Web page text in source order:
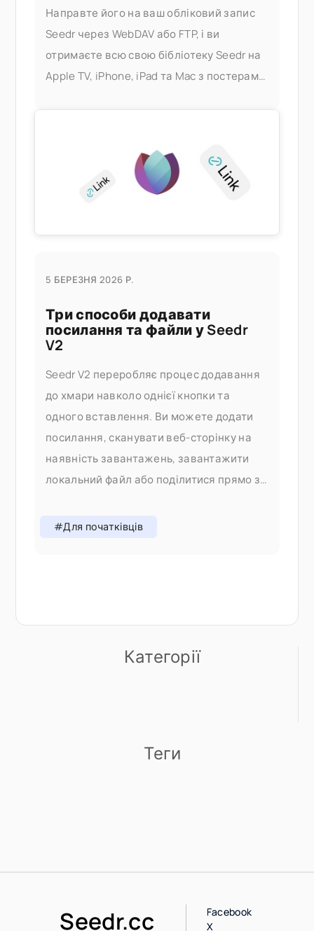
Направте його на ваш обліковий запис
Seedr через WebDAV або FTP, і ви
отримаєте всю свою бібліотеку Seedr на
Apple TV, iPhone, iPad та Mac з постерами,
5 БЕРЕЗНЯ 2026 Р.
Три способи додавати
посилання та файли у Seedr
V2
Seedr V2 переробляє процес додавання
до хмари навколо однієї кнопки та
одного вставлення. Ви можете додати
посилання, сканувати веб-сторінку на
наявність завантажень, завантажити
локальний файл або поділитися прямо зі
перемикання вкладок. Чому ми змінили
#Для початківців
Категорії
Теги
Seedr.cc
Facebook
X